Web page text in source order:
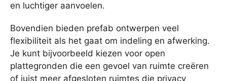
en luchtiger aanvoelen.
Bovendien bieden prefab ontwerpen veel
flexibiliteit als het gaat om indeling en afwerking.
Je kunt bijvoorbeeld kiezen voor open
plattegronden die een gevoel van ruimte creëren
of juist meer afgesloten ruimtes die privacy